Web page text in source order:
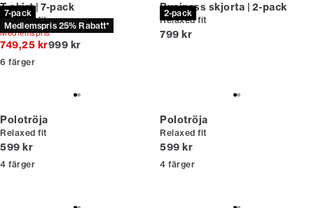
7-pack
Medlemspris 25% Rabatt*
T-shirt | 7-pack
Relaxed fit
Medlemspris*
749,25 krOriginalpris
999 kr
6 färger
2-pack
Business skjorta | 2-pack
Relaxed fit
Nuvarande pris
799 kr
Polotröja
Relaxed fit
Nuvarande pris
599 kr
4 färger
Polotröja
Relaxed fit
Nuvarande pris
599 kr
4 färger